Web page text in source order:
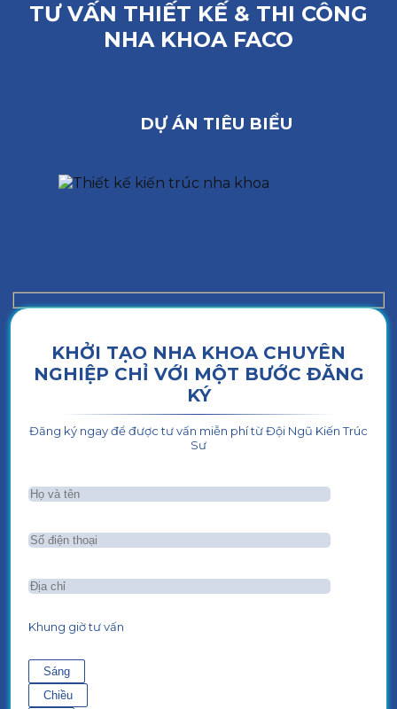
TƯ VẤN THIẾT KẾ & THI CÔNG
NHA KHOA FACO
DỰ ÁN TIÊU BIỂU
KHỞI TẠO NHA KHOA CHUYÊN
NGHIỆP CHỈ VỚI MỘT BƯỚC ĐĂNG
KÝ
Đăng ký ngay để được tư vấn miễn phí từ Đội Ngũ Kiến Trúc
Sư
Khung giờ tư vấn
Sáng
Chiều